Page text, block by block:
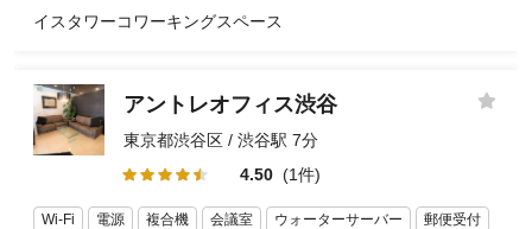
イスタワーコワーキングスペース
アントレオフィス渋谷
東京都渋谷区 / 渋谷駅 7分
4.50 (1件)
Wi-Fi 電源 複合機 会議室 ウォーターサーバー 郵便受付